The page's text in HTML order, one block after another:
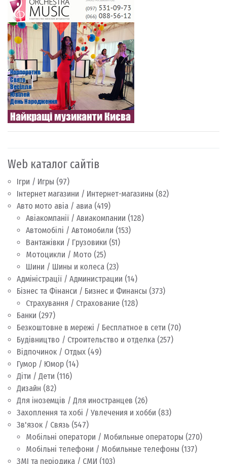
Web каталог сайтів
Ігри / Игры (97)
Інтернет магазини / Интернет-магазины (82)
Авто мото авіа / авиа (419)
Авіакомпанії / Авиакомпании (128)
Автомобілі / Автомобили (153)
Вантажівки / Грузовики (51)
Мотоцикли / Мото (25)
Шини / Шины и колеса (23)
Адміністрації / Администрации (14)
Бізнес та Фінанси / Бизнес и Финансы (373)
Страхування / Страхование (128)
Банки (297)
Безкоштовне в мережі / Бесплатное в сети (70)
Будівництво / Строительство и отделка (257)
Відпочинок / Отдых (49)
Гумор / Юмор (14)
Діти / Дети (116)
Дизайн (82)
Для іноземців / Для иностранцев (26)
Захоплення та хобі / Увлечения и хобби (83)
Зв'язок / Связь (547)
Мобільні оператори / Мобильные операторы (270)
Мобільні телефони / Мобильные телефоны (137)
ЗМІ та періодика / СМИ (103)